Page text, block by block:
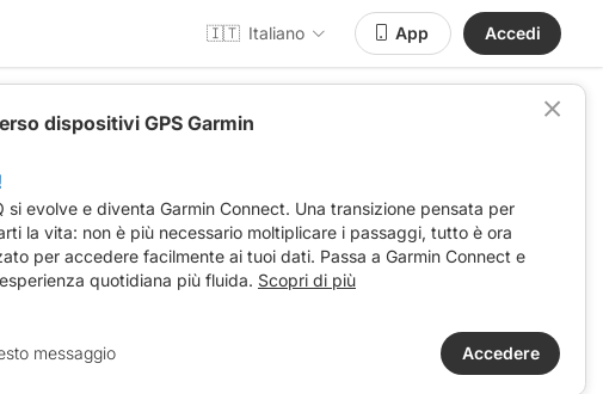
🇮🇹 Italiano App Accedi
dispositivi GPS Garmin
si evolve e diventa Garmin Connect. Una transizione pensata per
la vita: non è più necessario moltiplicare i passaggi, tutto è ora
per accedere facilmente ai tuoi dati. Passa a Garmin Connect e
quotidiana più fluida. Scopri di più
messaggio Accedere